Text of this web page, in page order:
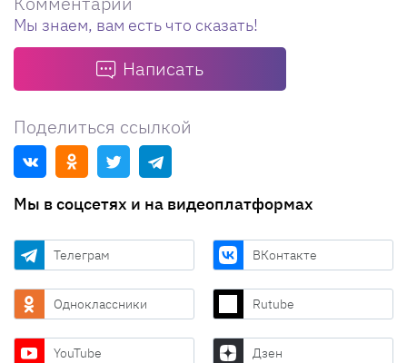
Мы знаем, вам есть что сказать!
Написать
Поделиться ссылкой
Мы в соцсетях и на видеоплатформах
Телеграм ВКонтакте
Одноклассники Rutube
YouTube Дзен